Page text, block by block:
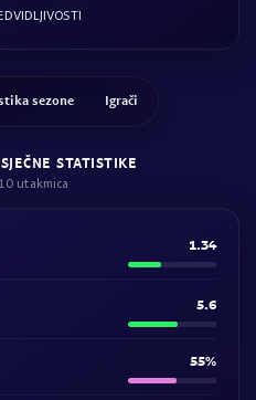
sezone Igrači
STATISTIKE
utakmica
1.34
5.6
55%